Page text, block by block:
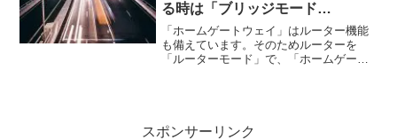
る時は「ブリッジモード
（AP）」にしよう！
「ホームゲートウェイ」はルーター機能
も備えています。そのためルーターを
「ルーターモード」で、「ホームゲート
スポンサーリンク